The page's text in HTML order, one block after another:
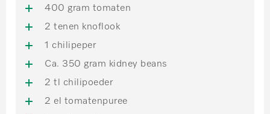
400 gram tomaten
2 tenen knoflook
1 chilipeper
Ca. 350 gram kidney beans
2 tl chilipoeder
2 el tomatenpuree